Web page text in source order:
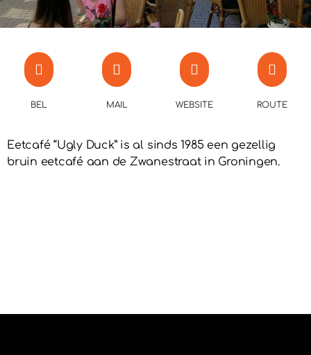
BEL MAIL WEBSITE ROUTE
Eetcafé “Ugly Duck” is al sinds 1985 een gezellig
bruin eetcafé aan de Zwanestraat in Groningen.